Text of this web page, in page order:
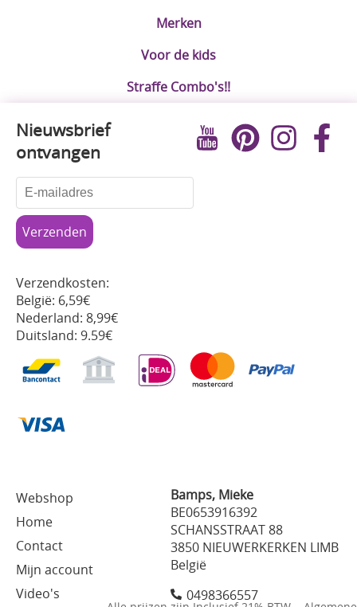
Merken
Voor de kids
Straffe Combo's!!
Webshop
Home
Contact
Mijn account
Video's
Bamps, Mieke
BE0653916392
SCHANSSTRAAT 88
3850 NIEUWERKERKEN LIMB
België
0498366557
Nieuwsbrief
ontvangen
Verzendkosten:
België: 6,59€
Nederland: 8,99€
Duitsland: 9.59€